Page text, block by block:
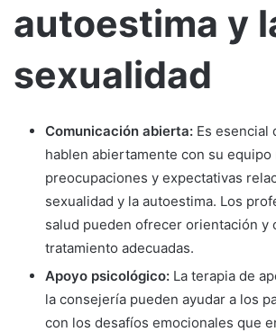
autoestima y
sexualidad
Comunicación abierta: Es esencial
hablen abiertamente con su
preocupaciones y expectativas
sexualidad y la autoestima. Los
salud pueden ofrecer orientación y
tratamiento adecuadas.
Apoyo psicológico: La terapia de
la consejería pueden ayudar a los
con los desafíos emocionales que